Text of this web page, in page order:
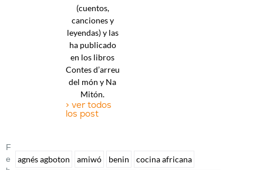
(cuentos,
canciones y
leyendas) y las
ha publicado
en los libros
Contes d’arreu
del món y Na
Mitón.
> ver todos
los post
F
E
agnés agboton amiwó benin
cocina africana